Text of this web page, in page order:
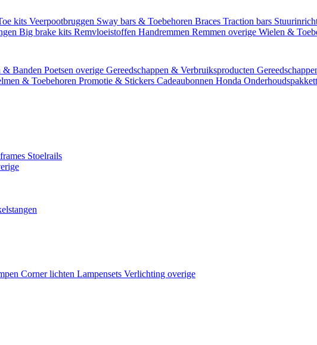
kits Veerpootbruggen Sway bars & Toebehoren Braces Traction bars
Big brake kits Remvloeistoffen Handremmen Remmen overige Wielen &
& Banden Poetsen overige Gereedschappen & Verbruiksproducten
& Toebehoren Promotie & Stickers Cadeaubonnen Honda
Stoelrails
Corner lichten Lampensets Verlichting overige